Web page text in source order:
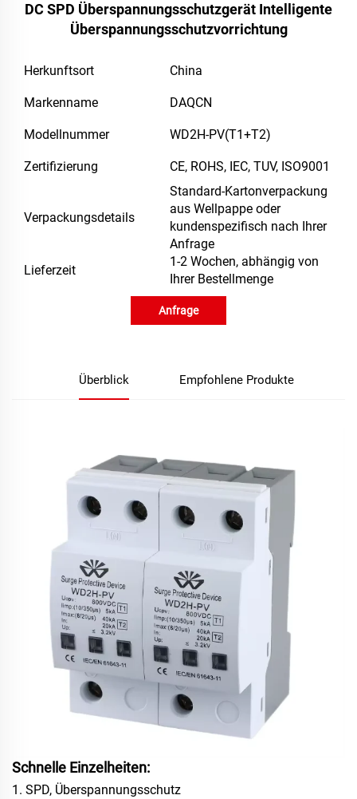
DC SPD Überspannungsschutzgerät Intelligente
Überspannungsschutzvorrichtung
Herkunftsort China
Markenname DAQCN
Modellnummer WD2H-PV(T1+T2)
Zertifizierung CE, ROHS, IEC, TUV, ISO9001
Verpackungsdetails
Standard-Kartonverpackung
aus Wellpappe oder
kundenspezifisch nach Ihrer
Anfrage
Lieferzeit
1-2 Wochen, abhängig von
Ihrer Bestellmenge
Anfrage
Überblick Empfohlene Produkte
Schnelle Einzelheiten:
1. SPD, Überspannungsschutz